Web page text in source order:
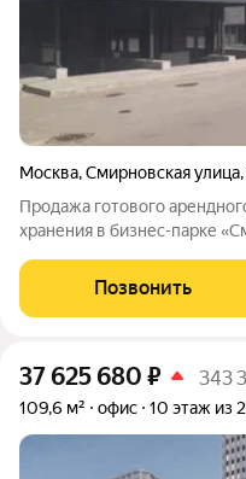
Москва,Смирновская улица,
Продажа готового
хранения в бизнес-парке
Позвонить
37 625 680 ₽ 343
109,6 м² офис 10 этаж из